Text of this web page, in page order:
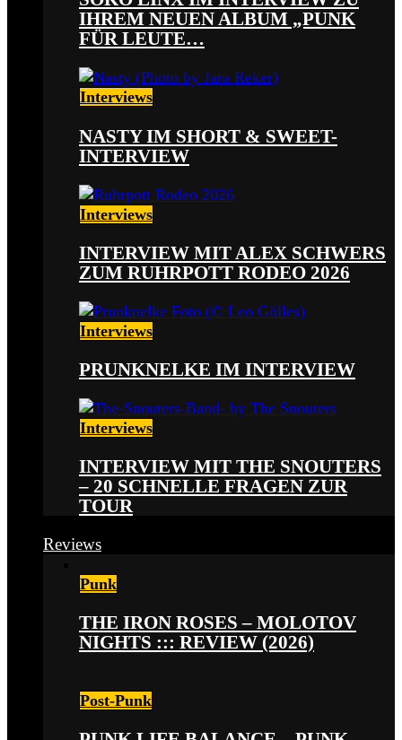
IHREM NEUEN ALBUM „PUNK
FÜR LEUTE…
Interviews
NASTY IM SHORT & SWEET-
INTERVIEW
Interviews
INTERVIEW MIT ALEX SCHWERS
ZUM RUHRPOTT RODEO 2026
Interviews
PRUNKNELKE IM INTERVIEW
Interviews
INTERVIEW MIT THE SNOUTERS
– 20 SCHNELLE FRAGEN ZUR
TOUR
Reviews
Punk
THE IRON ROSES – MOLOTOV
NIGHTS ::: REVIEW (2026)
Post-Punk